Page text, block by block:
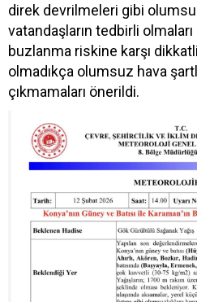
direk devrilmeleri gibi
vatandaşların tedbirli
buzlanma riskine karşı
olmadıkça olumsuz hava
çıkmamaları önerildi.